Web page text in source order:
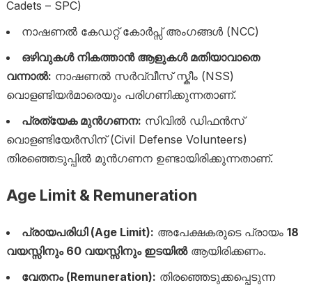
Cadets – SPC)
നാഷണൽ കേഡറ്റ് കോർപ്സ്‌ അംഗങ്ങൾ (NCC)
ഒഴിവുകൾ നികത്താൻ ആളുകൾ മതിയാവാതെ
വന്നാൽ: നാഷണൽ സർവ്വീസ് സ്കീം (NSS)
വൊളണ്ടിയർമാരെയും പരിഗണിക്കുന്നതാണ്.
പ്രത്യേക മുൻഗണന: സിവിൽ ഡിഫൻസ്
വൊളണ്ടിയേർസിന് (Civil Defense Volunteers)
തിരഞ്ഞെടുപ്പിൽ മുൻഗണന ഉണ്ടായിരിക്കുന്നതാണ്.
Age Limit & Remuneration
പ്രായപരിധി (Age Limit): അപേക്ഷകരുടെ പ്രായം 18
വയസ്സിനും 60 വയസ്സിനും ഇടയിൽആയിരിക്കണം.
വേതനം (Remuneration): തിരഞ്ഞെടുക്കപ്പെടുന്ന